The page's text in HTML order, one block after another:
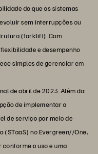
do que os sistemas
sem interrupções ou
(forklift). Com
e desempenho
simples de gerenciar em
de abril de 2023. Além da
de implementar o
de serviço por meio de
(STaaS) no Evergreen//One,
o uso e uma